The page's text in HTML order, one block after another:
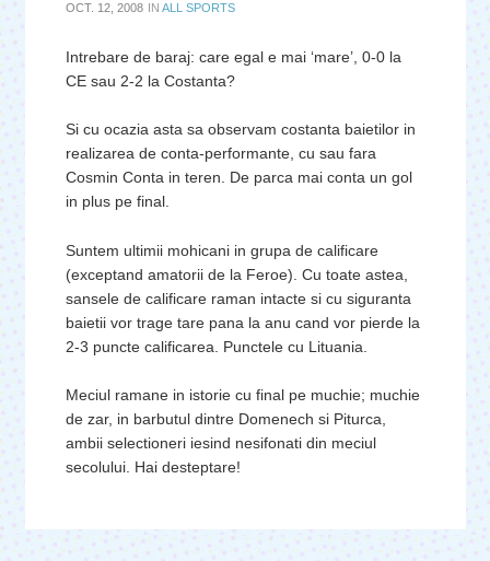
OCT. 12, 2008 IN ALL SPORTS
Intrebare de baraj: care egal e mai ‘mare’, 0-0 la
CE sau 2-2 la Costanta?
Si cu ocazia asta sa observam costanta baietilor in
realizarea de conta-performante, cu sau fara
Cosmin Conta in teren. De parca mai conta un gol
in plus pe final.
Suntem ultimii mohicani in grupa de calificare
(exceptand amatorii de la Feroe). Cu toate astea,
sansele de calificare raman intacte si cu siguranta
baietii vor trage tare pana la anu cand vor pierde la
2-3 puncte calificarea. Punctele cu Lituania.
Meciul ramane in istorie cu final pe muchie; muchie
de zar, in barbutul dintre Domenech si Piturca,
ambii selectioneri iesind nesifonati din meciul
secolului. Hai desteptare!